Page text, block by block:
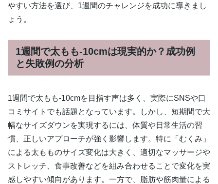
やすい方法を選び、1週間のチャレンジを成功に導きまし
ょう。
1週間で太もも-10cmは現実的か？成功例
と失敗例の分析
1週間で太もも-10cmを目指す声は多く、実際にSNSや口
コミサイトでも話題となっています。しかし、短期間で大
幅なサイズダウンを実現するには、体質や日常生活の習
慣、正しいアプローチが強く影響します。特に「むくみ」
による太もものサイズ変化は大きく、適切なマッサージや
ストレッチ、食事改善などを組み合わせることで変化を実
感しやすい傾向があります。一方で、脂肪や筋肉量による